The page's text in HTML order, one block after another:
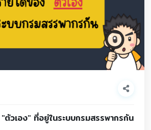
ตัวเอง" ที่อยู่ในระบบกรมสรรพากรกัน